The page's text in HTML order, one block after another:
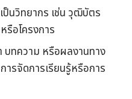
ป็นวิทยากร เช่น วุฒิบัตร
รือโครงการ
บทความ หรือผลงานทาง
ารจัดการเรียนรู้หรือการ